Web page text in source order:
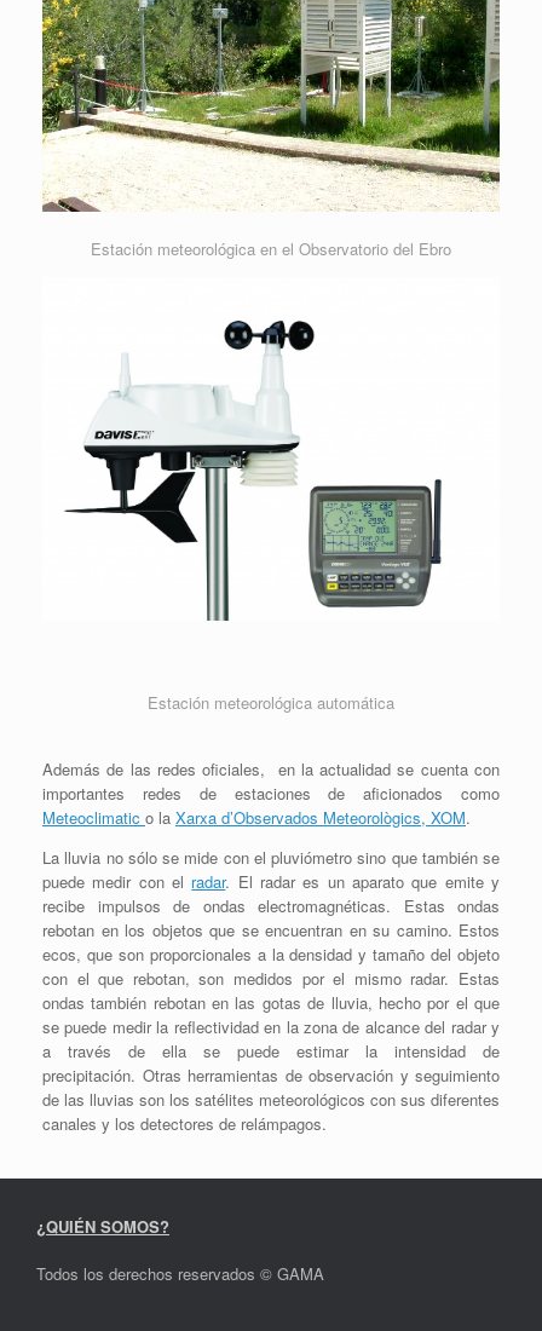
Estación meteorológica en el Observatorio del Ebro
Estación meteorológica automática
Además de las redes oficiales, en la actualidad se cuenta con
importantes redes de estaciones de aficionados como
Meteoclimatic o la Xarxa d’Observados Meteorològics, XOM.
La lluvia no sólo se mide con el pluviómetro sino que también se
puede medir con el radar. El radar es un aparato que emite y
recibe impulsos de ondas electromagnéticas. Estas ondas
rebotan en los objetos que se encuentran en su camino. Estos
ecos, que son proporcionales a la densidad y tamaño del objeto
con el que rebotan, son medidos por el mismo radar. Estas
ondas también rebotan en las gotas de lluvia, hecho por el que
se puede medir la reflectividad en la zona de alcance del radar y
a través de ella se puede estimar la intensidad de
precipitación. Otras herramientas de observación y seguimiento
de las lluvias son los satélites meteorológicos con sus diferentes
canales y los detectores de relámpagos.
¿QUIÉN SOMOS?
Todos los derechos reservados © GAMA